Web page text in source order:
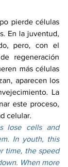
pierde células
En la juventud,
pero, con el
regeneración
más células
aparecen los
La
este proceso,
celular.
lose cells and
In youth, this
time, the speed
When more